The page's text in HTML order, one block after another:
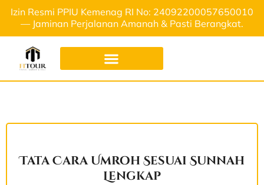
Izin Resmi PPIU Kemenag RI No: 24092200057650010
— Jaminan Perjalanan Amanah & Pasti Berangkat.
Tata Cara Umroh Sesuai Sunnah
Lengkap